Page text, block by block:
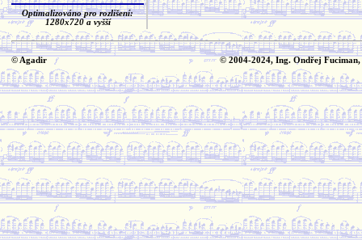
Optimalizováno pro rozlišení:
1280x720 a vyšší
© Agadir © 2004-2024, Ing. Ondřej Fuciman,